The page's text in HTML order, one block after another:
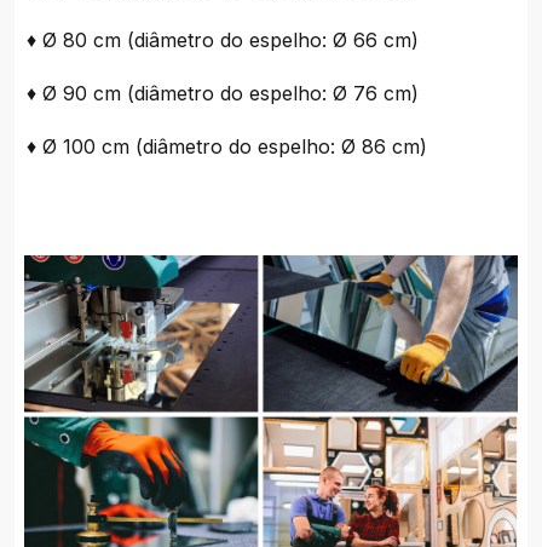
♦ Ø 80 cm (diâmetro do espelho: Ø 66 cm)
♦ Ø 90 cm (diâmetro do espelho: Ø 76 cm)
♦ Ø 100 cm (diâmetro do espelho: Ø 86 cm)